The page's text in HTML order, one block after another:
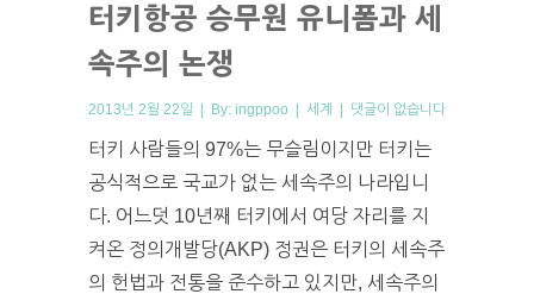
터키항공 승무원 유니폼과 세
속주의 논쟁
2013년 2월 22일 | By: ingppoo | 세계 | 댓글이 없습니다
터키 사람들의 97%는 무슬림이지만 터키는
공식적으로 국교가 없는 세속주의 나라입니
다. 어느덧 10년째 터키에서 여당 자리를 지
켜온 정의개발당(AKP) 정권은 터키의 세속주
의 헌법과 전통을 준수하고 있지만, 세속주의